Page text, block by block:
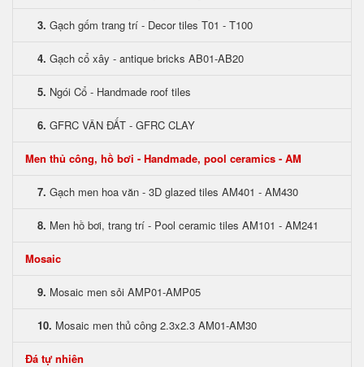
3. Gạch gốm trang trí - Decor tiles T01 - T100
4. Gạch cổ xây - antique bricks AB01-AB20
5. Ngói Cổ - Handmade roof tiles
6. GFRC VÂN ĐẤT - GFRC CLAY
Men thủ công, hồ bơi - Handmade, pool ceramics - AM
7. Gạch men hoa văn - 3D glazed tiles AM401 - AM430
8. Men hồ bơi, trang trí - Pool ceramic tiles AM101 - AM241
Mosaic
9. Mosaic men sỏi AMP01-AMP05
10. Mosaic men thủ công 2.3x2.3 AM01-AM30
Đá tự nhiên